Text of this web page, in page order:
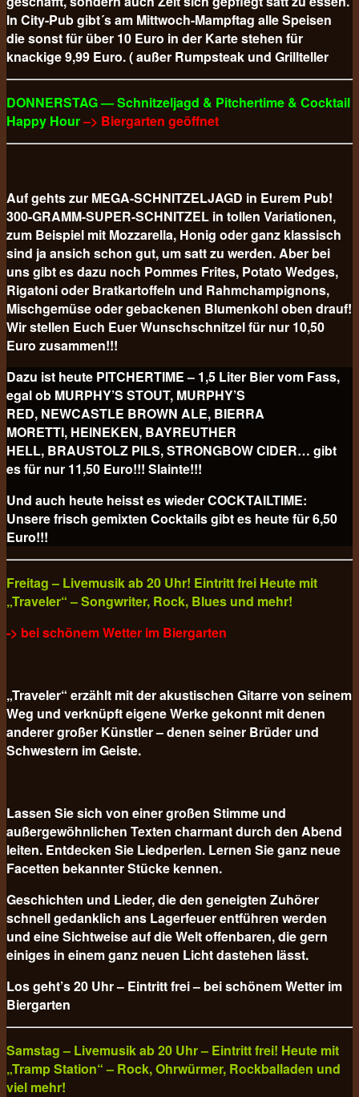
In City-Pub gibt´s am Mittwoch-Mampftag alle Speisen
die sonst für über 10 Euro in der Karte stehen für
knackige 9,99 Euro. ( außer Rumpsteak und Grillteller
DONNERSTAG — Schnitzeljagd & Pitchertime & Cocktail
Happy Hour–> Biergarten geöffnet
Auf gehts zur MEGA-SCHNITZELJAGD in Eurem Pub!
300-GRAMM-SUPER-SCHNITZEL in tollen Variationen,
zum Beispiel mit Mozzarella, Honig oder ganz klassisch
sind ja ansich schon gut, um satt zu werden. Aber bei
uns gibt es dazu noch Pommes Frites, Potato Wedges,
Rigatoni oder Bratkartoffeln und Rahmchampignons,
Mischgemüse oder gebackenen Blumenkohl oben drauf!
Wir stellen Euch Euer Wunschschnitzel für nur 10,50
Euro zusammen!!!
Dazu ist heute PITCHERTIME – 1,5 Liter Bier vom Fass,
egal ob MURPHY’S STOUT, MURPHY’S
RED, NEWCASTLE BROWN ALE, BIERRA
MORETTI, HEINEKEN, BAYREUTHER
HELL, BRAUSTOLZ PILS, STRONGBOW CIDER… gibt
es für nur 11,50 Euro!!! Slainte!!!
Und auch heute heisst es wieder COCKTAILTIME:
Unsere frisch gemixten Cocktails gibt es heute für6,50
Euro!!!
Freitag – Livemusik ab 20 Uhr! Eintritt frei Heute mit
„Traveler“ – Songwriter, Rock, Blues und mehr!
-> bei schönem Wetter im Biergarten
„Traveler“ erzählt mit der akustischen Gitarre von seinem
Weg und verknüpft eigene Werke gekonnt mit denen
anderer großer Künstler – denen seiner Brüder und
Schwestern im Geiste.
Lassen Sie sich von einer großen Stimme und
außergewöhnlichen Texten charmant durch den Abend
leiten. Entdecken Sie Liedperlen. Lernen Sie ganz neue
Facetten bekannter Stücke kennen.
Geschichten und Lieder, die den geneigten Zuhörer
schnell gedanklich ans Lagerfeuer entführen werden
und eine Sichtweise auf die Welt offenbaren, die gern
einiges in einem ganz neuen Licht dastehen lässt.
Los geht’s 20 Uhr – Eintritt frei – bei schönem Wetter im
Biergarten
Samstag – Livemusik ab 20 Uhr – Eintritt frei! Heute mit
„Tramp Station“ – Rock, Ohrwürmer, Rockballaden und
viel mehr!